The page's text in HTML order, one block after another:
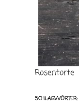
Rosentorte
SCHLAGWÖRTER: